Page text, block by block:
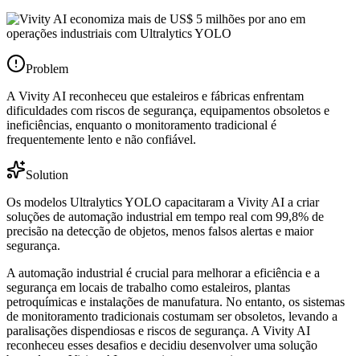
Problem
A Vivity AI reconheceu que estaleiros e fábricas enfrentam
dificuldades com riscos de segurança, equipamentos obsoletos e
ineficiências, enquanto o monitoramento tradicional é
frequentemente lento e não confiável.
Solution
Os modelos Ultralytics YOLO capacitaram a Vivity AI a criar
soluções de automação industrial em tempo real com 99,8% de
precisão na detecção de objetos, menos falsos alertas e maior
segurança.
A automação industrial é crucial para melhorar a eficiência e a
segurança em locais de trabalho como estaleiros, plantas
petroquímicas e instalações de manufatura. No entanto, os sistemas
de monitoramento tradicionais costumam ser obsoletos, levando a
paralisações dispendiosas e riscos de segurança. A Vivity AI
reconheceu esses desafios e decidiu desenvolver uma solução